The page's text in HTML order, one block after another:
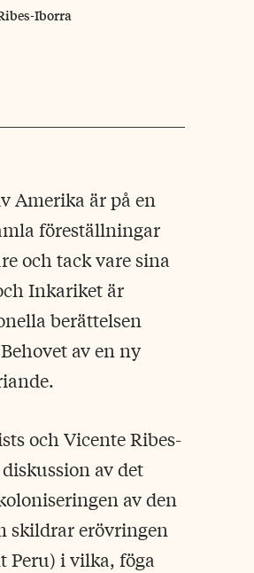
Iborra
Amerika är på en
föreställningar
och tack vare sina
Inkariket är
berättelsen
av en ny
och Vicente Ribes-
av det
av den
skildrar erövringen
Peru) i vilka, föga